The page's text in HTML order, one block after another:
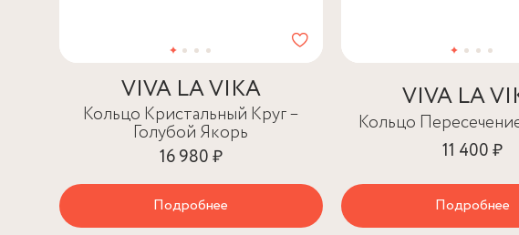
VIVA LA VIKA
Кольцо Кристальный Круг –
Голубой Якорь
16 980 ₽
Подробнее
VIVA LA
Кольцо
11 400 ₽
Подробнее